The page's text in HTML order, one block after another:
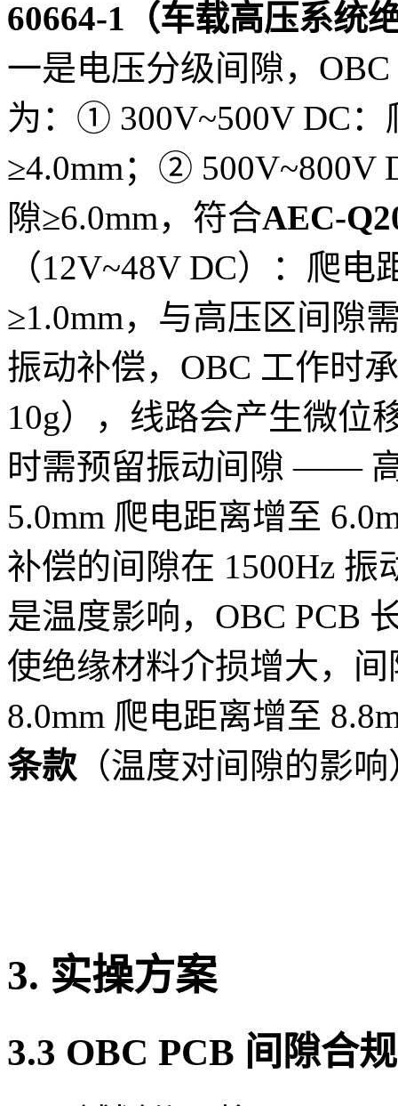
60664-1（车载高压系统
一是电压分级间隙，
为：① 300V~500V DC：
≥4.0mm；② 500V~800V
隙≥6.0mm，符合AEC-
（12V~48V DC）：爬
≥1.0mm，与高压区间隙
振动补偿，OBC 工作时
10g），线路会产生微位
时需预留振动间隙 ——
5.0mm 爬电距离增至
补偿的间隙在 1500Hz 振
是温度影响，OBC PCB
使绝缘材料介损增大，
8.0mm 爬电距离增至
条款 （温度对间隙的影
3. 实操方案
3.3 OBC PCB 间隙合